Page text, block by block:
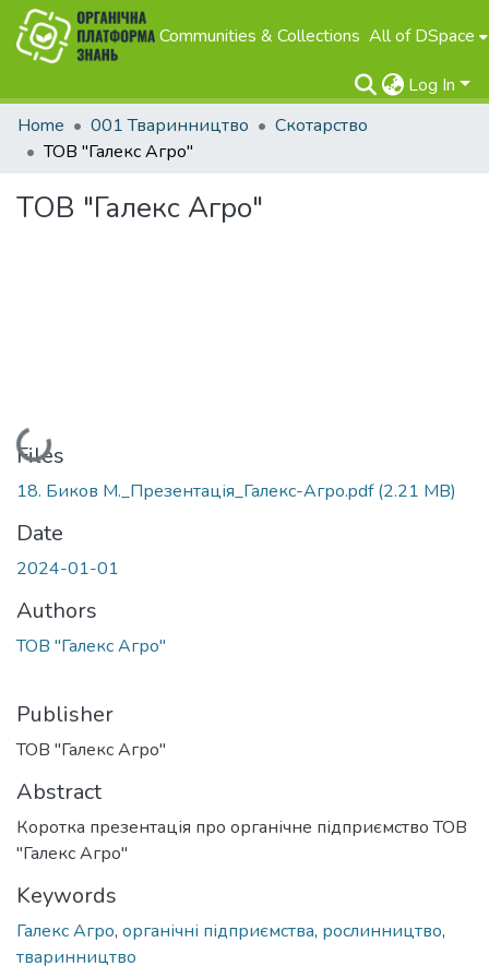
Communities & Collections All of DSpace
Log In
Home
001 Тваринництво
Скотарство
ТОВ "Галекс Агро"
ТОВ "Галекс Агро"
Loading...
Files
18. Биков М._Презентація_Галекс-Агро.pdf(2.21 MB)
Date
2024-01-01
Authors
ТОВ "Галекс Агро"
Publisher
ТОВ "Галекс Агро"
Abstract
Коротка презентація про органічне підприємство ТОВ
"Галекс Агро"
Keywords
Галекс Агро, органічні підприємства, рослинництво,
тваринництво